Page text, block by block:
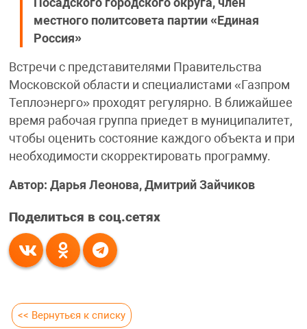
местного политсовета партии «Единая
Россия»
Встречи с представителями Правительства
Московской области и специалистами «Газпром
Теплоэнерго» проходят регулярно. В ближайшее
время рабочая группа приедет в муниципалитет,
чтобы оценить состояние каждого объекта и при
необходимости скорректировать программу.
Автор: Дарья Леонова, Дмитрий Зайчиков
Поделиться в соц.сетях
<< Вернуться к списку